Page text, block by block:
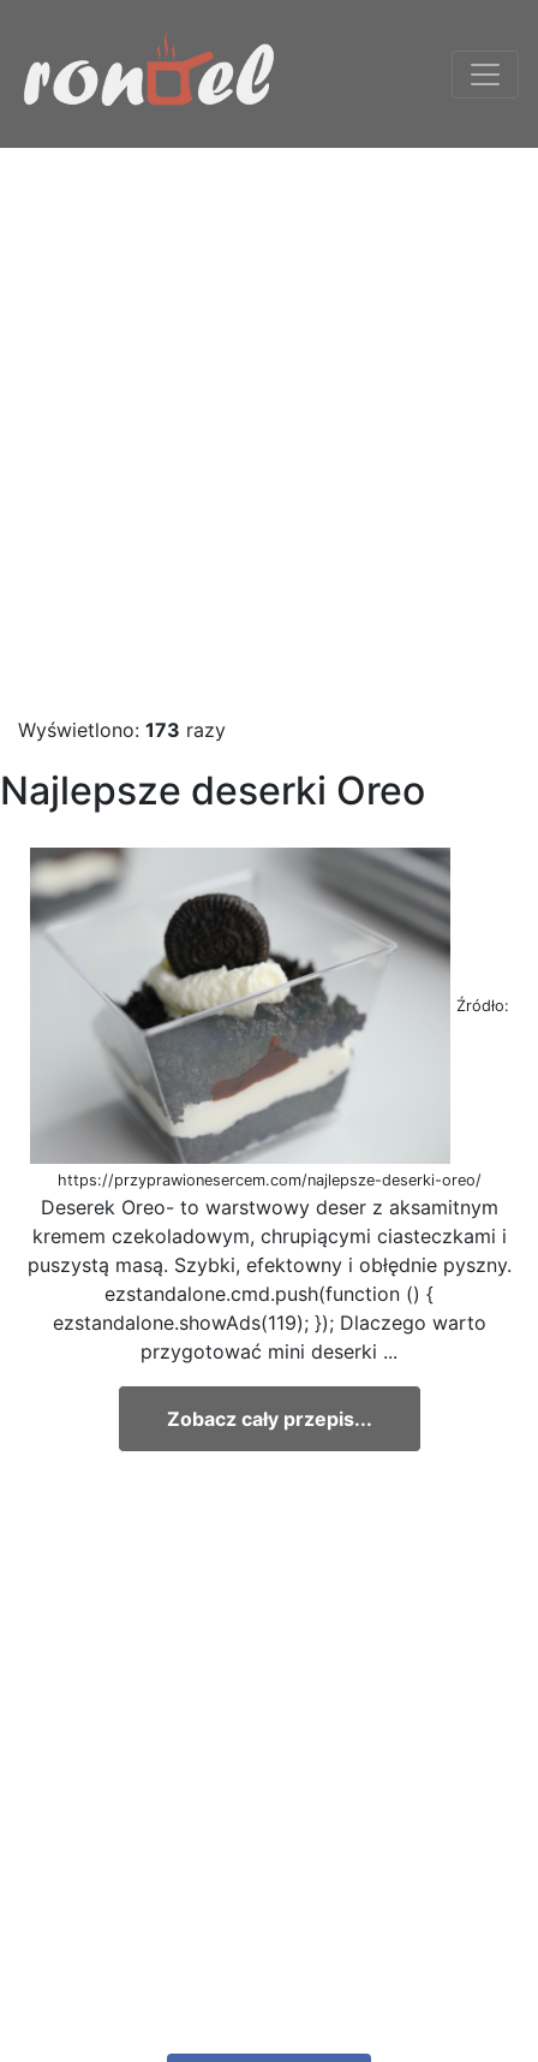
Wyświetlono: 173 razy
Najlepsze deserki Oreo
Źródło:
https://przyprawionesercem.com/najlepsze-deserki-oreo/
Deserek Oreo- to warstwowy deser z aksamitnym
kremem czekoladowym, chrupiącymi ciasteczkami i
puszystą masą. Szybki, efektowny i obłędnie pyszny.
ezstandalone.cmd.push(function () {
ezstandalone.showAds(119); }); Dlaczego warto
przygotować mini deserki ...
Zobacz cały przepis...